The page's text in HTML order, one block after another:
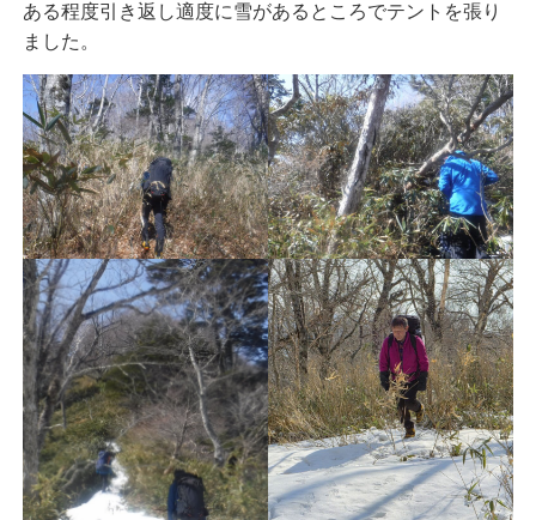
ある程度引き返し適度に雪があるところでテントを張り
ました。